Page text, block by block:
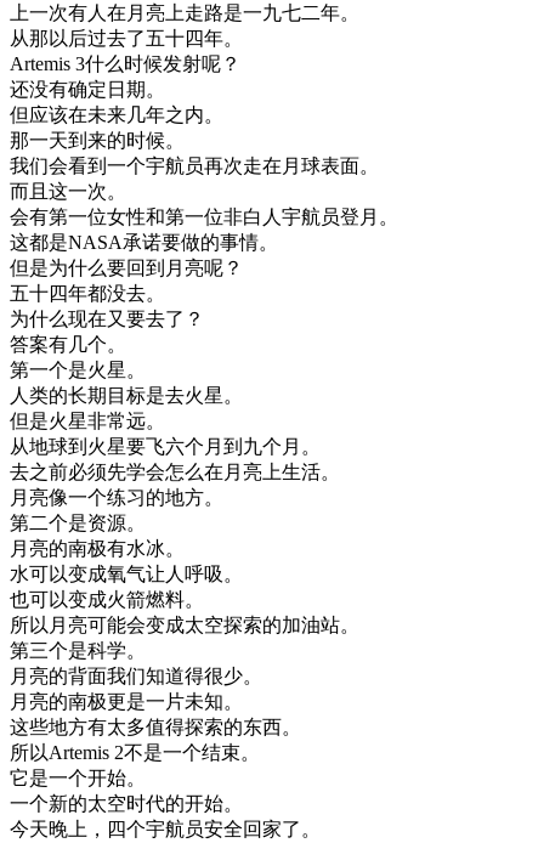
上一次有人在月亮上走路是一九七二年。
从那以后过去了五十四年。
Artemis 3什么时候发射呢 ？
还没有确定 日期。
但应该在未来几年之内。
那一天到来的时候。
我们会看到 一个宇航员再次走在月球表面。
而且 这一次。
会有第一位女性和第一位非白人宇航员登月 。
这都是NASA承诺要做的事情。
但是为什么要回到 月亮呢 ？
五十四年都没去。
为什么现在又要去了 ？
答案有几个。
第一个是火星。
人类的长期 目标是去火星。
但是火星非常远。
从地球到 火星要飞六个月 到 九个月 。
去之前必须先学会怎么在月亮上生活。
月亮像一个练习的地方。
第二个是资源。
月亮的南极有水冰。
水可以变成氧气让人呼吸。
也可以变成火箭燃料。
所以月亮可能会变成太空探索的加油站。
第三个是科学。
月亮的背面我们知道得很少。
月亮的南极更是一片未知。
这些地方有太多值得探索的东西。
所以Artemis 2不是一个结束。
它是一个开始。
一个新的太空时代的开始。
今天晚上 ， 四个宇航员安全回家了。